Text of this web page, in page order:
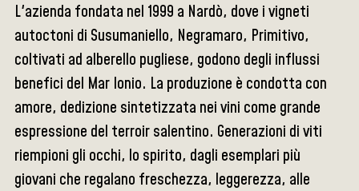
L'azienda fondata nel 1999 a Nardò, dove i vigneti
autoctoni di Susumaniello, Negramaro, Primitivo,
coltivati ad alberello pugliese, godono degli influssi
benefici del Mar Ionio. La produzione è condotta con
amore, dedizione sintetizzata nei vini come grande
espressione del terroir salentino. Generazioni di viti
riempioni gli occhi, lo spirito, dagli esemplari più
giovani che regalano freschezza, leggerezza, alle